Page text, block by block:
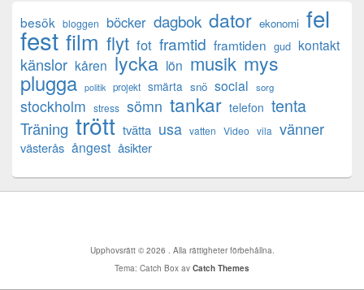
besök bloggen böcker dagbok dator ekonomi fel
fest film flyt fot framtid framtiden gud kontakt
känslor kåren lycka lön musik mys
plugga politik projekt smärta snö social sorg
stockholm stress sömn tankar telefon tenta
Träning trött tvätta usa vatten Video vila vänner
västerås ångest åsikter
Upphovsrätt © 2026 . Alla rättigheter förbehållna.
Tema: Catch Box av Catch Themes